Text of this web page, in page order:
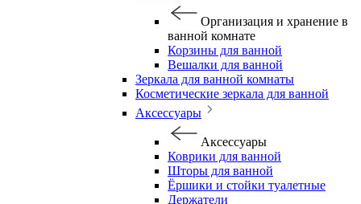
Организация и хранение в
ванной комнате
Корзины для ванной
Вешалки для ванной
Зеркала для ванной комнаты
Косметические зеркала для ванной
Аксессуары
Аксессуары
Коврики для ванной
Шторы для ванной
Ёршики и стойки туалетные
Держатели